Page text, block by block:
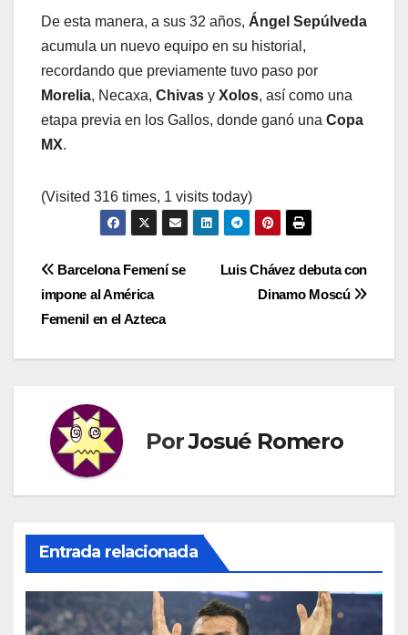
De esta manera, a sus 32 años, Ángel Sepúlveda
acumula un nuevo equipo en su historial,
recordando que previamente tuvo paso por
Morelia, Necaxa, Chivas y Xolos, así como una
etapa previa en los Gallos, donde ganó una Copa
MX.
(Visited 316 times, 1 visits today)
Navegación
de
entradas
Luis Chávez debuta con
Dinamo Moscú
Barcelona Femení se
impone al América
Femenil en el Azteca
PorJosué Romero
Entrada relacionada